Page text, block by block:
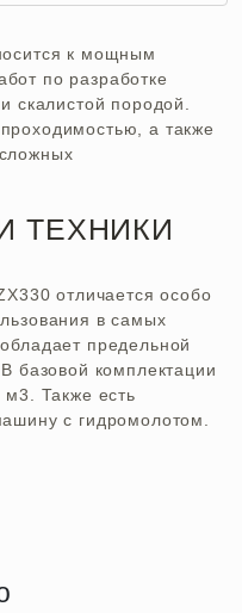
к мощным
по разработке
скалистой породой.
а также
ТЕХНИКИ
отличается особо
в самых
предельной
базовой комплектации
Также есть
с гидромолотом.